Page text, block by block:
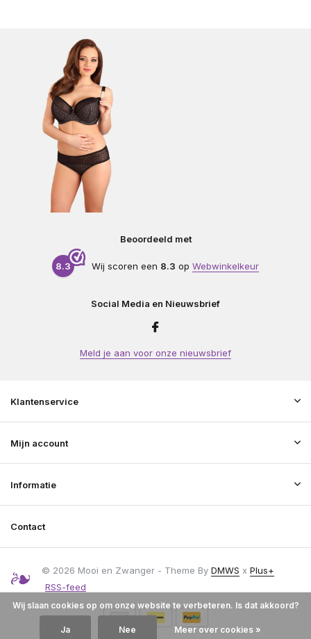
Beoordeeld met
8.3 Wij scoren een 8.3 op Webwinkelkeur
Social Media en Nieuwsbrief
Meld je aan voor onze nieuwsbrief
Klantenservice
Mijn account
Informatie
Contact
© 2026 Mooi en Zwanger - Theme By DMWS x Plus+
RSS-feed
Wij slaan cookies op om onze website te verbeteren. Is dat akkoord?
Ja Nee Meer over cookies »